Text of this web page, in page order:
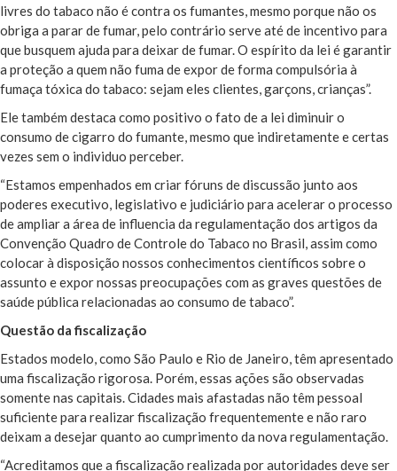
livres do tabaco não é contra os fumantes, mesmo porque não os
obriga a parar de fumar, pelo contrário serve até de incentivo para
que busquem ajuda para deixar de fumar. O espírito da lei é garantir
a proteção a quem não fuma de expor de forma compulsória à
fumaça tóxica do tabaco: sejam eles clientes, garçons, crianças”.
Ele também destaca como positivo o fato de a lei diminuir o
consumo de cigarro do fumante, mesmo que indiretamente e certas
vezes sem o individuo perceber.
“Estamos empenhados em criar fóruns de discussão junto aos
poderes executivo, legislativo e judiciário para acelerar o processo
de ampliar a área de influencia da regulamentação dos artigos da
Convenção Quadro de Controle do Tabaco no Brasil, assim como
colocar à disposição nossos conhecimentos científicos sobre o
assunto e expor nossas preocupações com as graves questões de
saúde pública relacionadas ao consumo de tabaco”.
Questão da fiscalização
Estados modelo, como São Paulo e Rio de Janeiro, têm apresentado
uma fiscalização rigorosa. Porém, essas ações são observadas
somente nas capitais. Cidades mais afastadas não têm pessoal
suficiente para realizar fiscalização frequentemente e não raro
deixam a desejar quanto ao cumprimento da nova regulamentação.
“Acreditamos que a fiscalização realizada por autoridades deve ser